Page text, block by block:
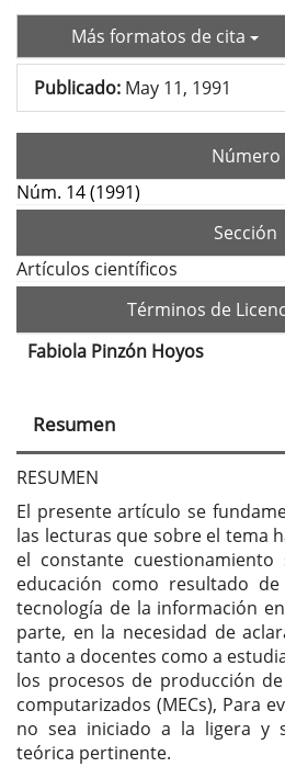
Más formatos de cita
Publicado: May 11, 1991
Número
Núm. 14 (1991)
Sección
Artículos científicos
Términos de
Contenido
principal
del
artículo
Fabiola Pinzón Hoyos
Resumen
RESUMEN
El presente artículo se
las lecturas que sobre el tema
el constante
educación como resultado
tecnología de la información
parte, en la necesidad de
tanto a docentes como a
los procesos de producción
computarizados (MECs), Para
no sea iniciado a la ligera y
teórica pertinente.